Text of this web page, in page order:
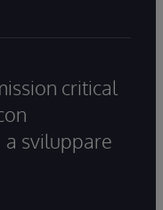
critical
a sviluppare